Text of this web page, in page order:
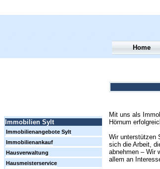
Mit uns als
Hörnum
Wir unterstützen
sich die Arbeit,
abnehmen – Wir
allem an
Home
Immobilien Sylt
Immobilienangebote Sylt
Immobilienankauf
Hausverwaltung
Hausmeisterservice